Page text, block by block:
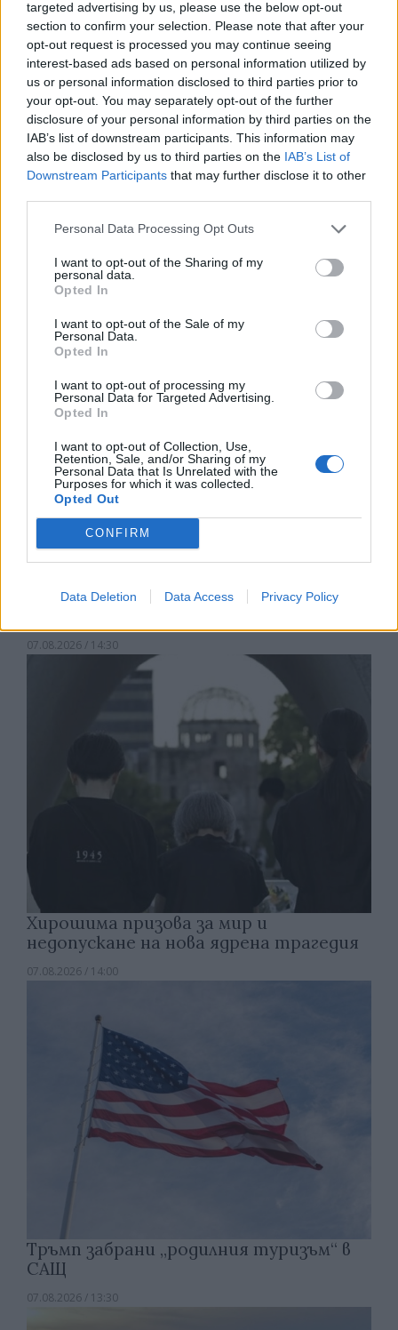
targeted advertising by us, please use the below opt-out
section to confirm your selection. Please note that after your
opt-out request is processed you may continue seeing
interest-based ads based on personal information utilized by
us or personal information disclosed to third parties prior to
your opt-out. You may separately opt-out of the further
disclosure of your personal information by third parties on the
IAB’s list of downstream participants. This information may
also be disclosed by us to third parties on the IAB’s List of
Downstream Participants that may further disclose it to other
Personal Data Processing Opt Outs
I want to opt-out of the Sharing of my
personal data.
Opted In
I want to opt-out of the Sale of my
Personal Data.
Opted In
I want to opt-out of processing my
Personal Data for Targeted Advertising.
Opted In
I want to opt-out of Collection, Use,
Retention, Sale, and/or Sharing of my
Personal Data that Is Unrelated with the
Purposes for which it was collected.
Opted Out
CONFIRM
Data Deletion Data Access Privacy Policy
открития космос
07.08.2026 / 15:00
обаждания без съгласието на
07.08.2026 / 14:30
Хирошима призова за мир и
недопускане на нова ядрена трагедия
07.08.2026 / 14:00
Тръмп забрани „родилния туризъм“ в
САЩ
07.08.2026 / 13:30